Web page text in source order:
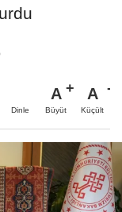
Dinle
A
Büyüt
A
Küçült